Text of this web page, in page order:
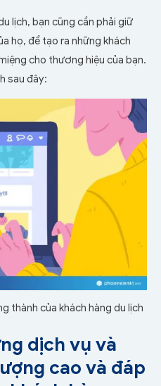
lịch, bạn cũng cần phải giữ
họ, để tạo ra những khách
cho thương hiệu của bạn.
sau đây:
thành của khách hàng du lịch
dịch vụ và
cao và đáp